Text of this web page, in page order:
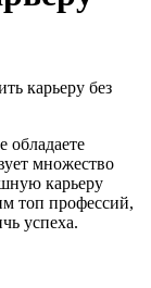
обладаете
множество
карьеру
топ профессий,
успеха.